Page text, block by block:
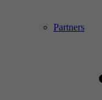
Partners